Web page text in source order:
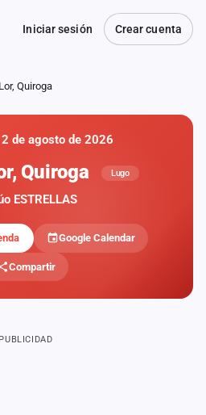
Iniciar sesión Crear cuenta
Quiroga
de agosto de 2026
Quiroga Lugo
ESTRELLAS
Google Calendar
Compartir
PUBLICIDAD